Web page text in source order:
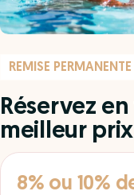
REMISE
Réservez
meilleur prix
8% ou 10%